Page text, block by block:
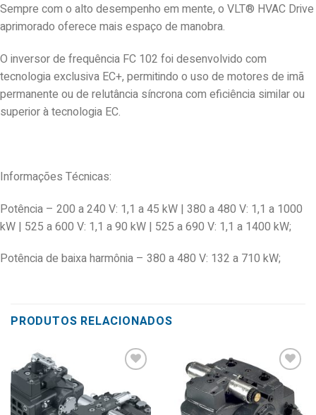
Sempre com o alto desempenho em mente, o VLT® HVAC Drive
aprimorado oferece mais espaço de manobra.
O inversor de frequência FC 102 foi desenvolvido com
tecnologia exclusiva EC+, permitindo o uso de motores de imã
permanente ou de relutância síncrona com eficiência similar ou
superior à tecnologia EC.
Informações Técnicas:
Potência – 200 a 240 V: 1,1 a 45 kW | 380 a 480 V: 1,1 a 1000
kW | 525 a 600 V: 1,1 a 90 kW | 525 a 690 V: 1,1 a 1400 kW;
Potência de baixa harmônia – 380 a 480 V: 132 a 710 kW;
PRODUTOS RELACIONADOS
Add to
Add to